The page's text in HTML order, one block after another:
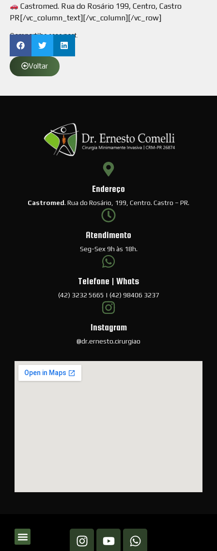
Castromed. Rua do Rosário 199, Centro, Castro
PR[/vc_column_text][/vc_column][/vc_row]
Compartilhe esse post.
Voltar
Endereço
Castromed. Rua do Rosário, 199, Centro. Castro – PR.
Atendimento
Seg-Sex 9h às 18h.
Telefone | Whats
(42) 3232 5665 | (42) 98406 3237
Instagram
@dr.ernesto.cirurgiao